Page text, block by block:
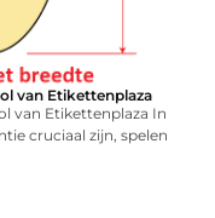
van Etikettenplaza
van Etikettenplaza In
cruciaal zijn, spelen